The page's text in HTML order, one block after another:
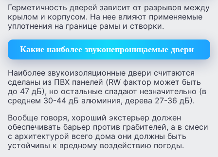
Герметичность дверей зависит от разрывов между
крылом и корпусом. На нее влияют применяемые
уплотнения на границе рамы и створки.
Какие наиболее звуконепроницаемые двери
Наиболее звукоизоляционные двери считаются
сделаны из ПВХ панелей (RW фактор может быть
до 47 дБ), но остальные спадают незначительно (в
среднем 30-44 дБ алюминия, дерева 27-36 дБ).
Вообще говоря, хороший экстерьер должен
обеспечивать барьер против грабителей, а в смеси
с архитектурой всего дома они должны быть
устойчивы к вредному воздействию погоды.